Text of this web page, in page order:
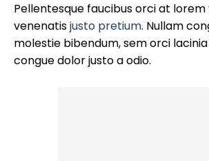
Pellentesque faucibus orci at lorem
venenatisjusto pretium. Nullam
molestie bibendum, sem orci
congue dolor justo a odio.